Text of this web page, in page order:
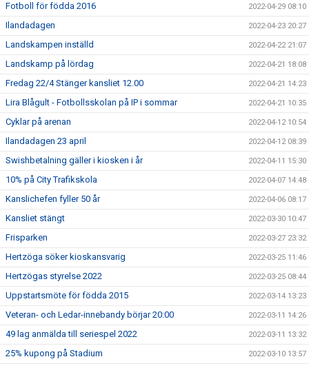
Fotboll för födda 2016 2022-04-29 08:10
Ilandadagen 2022-04-23 20:27
Landskampen inställd 2022-04-22 21:07
Landskamp på lördag 2022-04-21 18:08
Fredag 22/4 Stänger kansliet 12.00 2022-04-21 14:23
Lira Blågult - Fotbollsskolan på IP i sommar 2022-04-21 10:35
Cyklar på arenan 2022-04-12 10:54
Ilandadagen 23 april 2022-04-12 08:39
Swishbetalning gäller i kiosken i år 2022-04-11 15:30
10% på City Trafikskola 2022-04-07 14:48
Kanslichefen fyller 50 år 2022-04-06 08:17
Kansliet stängt 2022-03-30 10:47
Frisparken 2022-03-27 23:32
Hertzöga söker kioskansvarig 2022-03-25 11:46
Hertzögas styrelse 2022 2022-03-25 08:44
Uppstartsmöte för födda 2015 2022-03-14 13:23
Veteran- och Ledar-innebandy börjar 20:00 2022-03-11 14:26
49 lag anmälda till seriespel 2022 2022-03-11 13:32
25% kupong på Stadium 2022-03-10 13:57